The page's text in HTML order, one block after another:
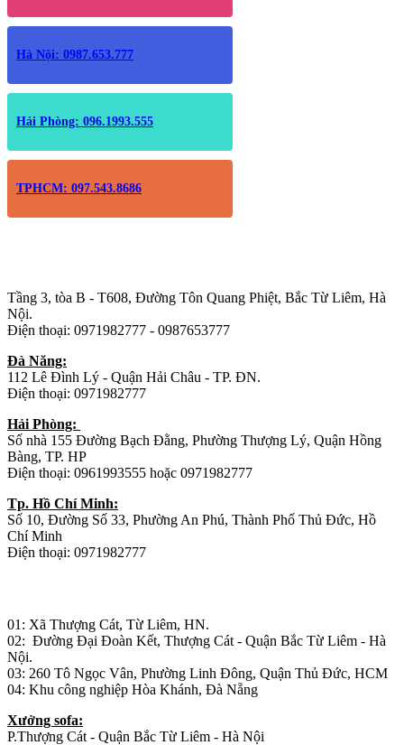
Hà Nội: 0987.653.777
Hải Phòng: 096.1993.555
TPHCM: 097.543.8686
Tầng 3, tòa B - T608, Đường Tôn Quang Phiệt, Bắc Từ Liêm, Hà
Nội.
Điện thoại: 0971982777 - 0987653777
Đà Năng:
112 Lê Đình Lý - Quận Hải Châu - TP. ĐN.
Điện thoại: 0971982777
Hải Phòng:
Số nhà 155 Đường Bạch Đằng, Phường Thượng Lý, Quận Hồng
Bàng, TP. HP
Điện thoại: 0961993555 hoặc 0971982777
Tp. Hồ Chí Minh:
Số 10, Đường Số 33, Phường An Phú, Thành Phố Thủ Đức, Hồ
Chí Minh
Điện thoại: 0971982777
01: Xã Thượng Cát, Từ Liêm, HN.
02: Đường Đại Đoàn Kết, Thượng Cát - Quận Bắc Từ Liêm - Hà
Nội.
03: 260 Tô Ngọc Vân, Phường Linh Đông, Quận Thủ Đức, HCM
04: Khu công nghiệp Hòa Khánh, Đà Nẵng
Xưởng sofa:
P.Thượng Cát - Quận Bắc Từ Liêm - Hà Nội